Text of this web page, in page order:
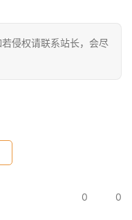
侵权请联系站长，会尽
0 0